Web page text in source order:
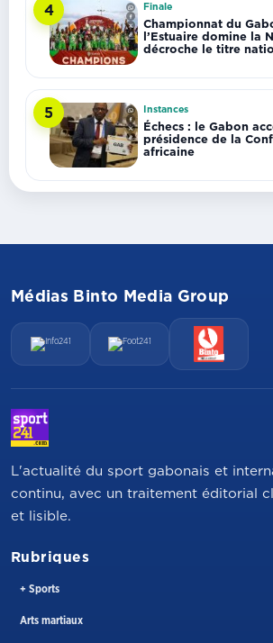
4 Finale
Championnat du
l’Estuaire domine la
décroche le titre
5 Instances
Échecs : le Gabon
présidence de la
africaine
Médias Binto Media Group
L'actualité du sport gabonais et
continu, avec un traitement éditorial
et lisible.
Rubriques
+ Sports
Arts martiaux